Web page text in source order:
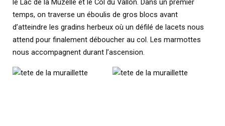
le Lac de la Muzelle et le Col du Vallon. Dans un premier
temps, on traverse un éboulis de gros blocs avant
d’atteindre les gradins herbeux où un défilé de lacets nous
attend pour finalement déboucher au col. Les marmottes
nous accompagnent durant l’ascension.